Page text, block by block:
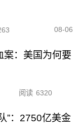
08-06
案：美国为何要
阅读 6320
”：2750亿美金